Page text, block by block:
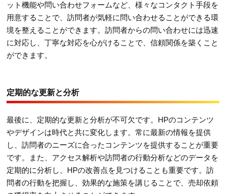
ット機能や問い合わせフォームなど、様々なコンタクト手段を
用意することで、訪問者が気軽に問い合わせることができる環
境を整えることができます。訪問者からの問い合わせには迅速
に対応し、丁寧な対応を心がけることで、信頼関係を築くこと
ができます。
定期的な更新と分析
最後に、定期的な更新と分析が不可欠です。HPのコンテンツ
やデザインは時代と共に変化します。常に最新の情報を提供
し、訪問者のニーズに合ったコンテンツを提供することが重要
です。また、アクセス解析や訪問者の行動分析などのデータを
定期的に分析し、HPの改善点を見つけることも重要です。訪
問者の行動を把握し、効果的な施策を講じることで、売却依頼